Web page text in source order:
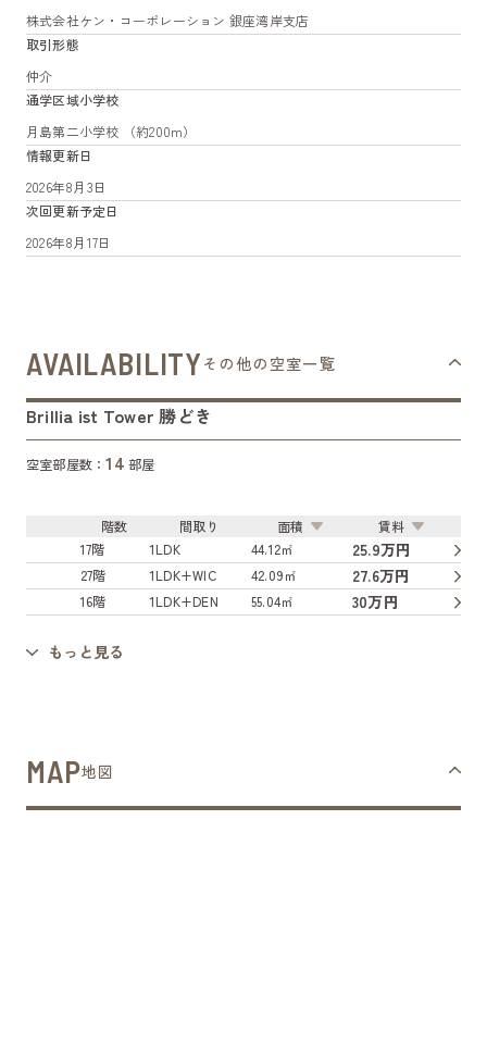
株式会社ケン・コーポレーション 銀座湾岸支店
取引形態
仲介
通学区域小学校
月島第二小学校 （約200m）
情報更新日
2026年8月3日
次回更新予定日
2026年8月17日
AVAILABILITY その他の空室一覧
Brillia ist Tower 勝どき
空室部屋数：14 部屋
階数 間取り 面積
賃料
17階
1LDK 44.12㎡ 25.9万円
27階 1LDK+WIC 42.09㎡ 27.6万円
16階 1LDK+DEN 55.04㎡ 30万円
もっと見る
MAP地図